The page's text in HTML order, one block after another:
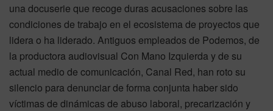
una docuserie que recoge duras acusaciones sobre las
condiciones de trabajo en el ecosistema de proyectos que
lidera o ha liderado. Antiguos empleados de Podemos, de
la productora audiovisual Con Mano Izquierda y de su
actual medio de comunicación, Canal Red, han roto su
silencio para denunciar de forma conjunta haber sido
víctimas de dinámicas de abuso laboral, precarización y